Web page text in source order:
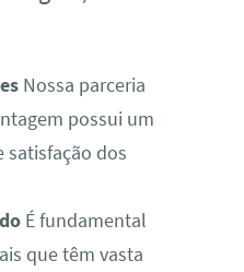
Nossa parceria
possui um
satisfação dos
É fundamental
que têm vasta